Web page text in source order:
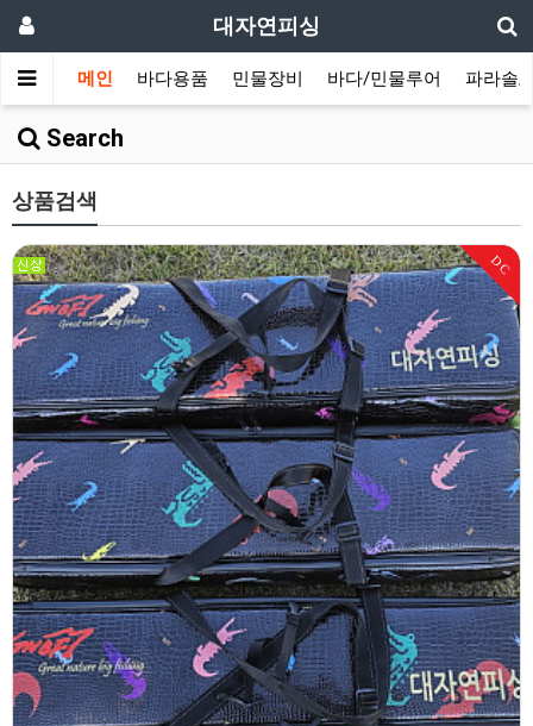
대자연피싱
메인 바다용품 민물장비 바다/민물루어 파라솔/
Search
상품검색
DC